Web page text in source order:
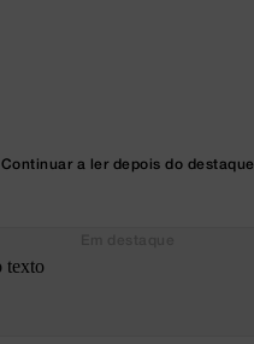
Continuar a ler depois do destaque